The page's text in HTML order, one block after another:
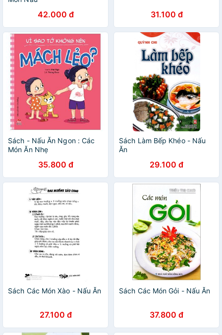
42.000 đ 31.100 đ
Sách - Nấu Ăn Ngon : Các
Món Ăn Nhẹ
35.800 đ
Sách Làm Bếp Khéo - Nấu
Ăn
29.100 đ
Sách Các Món Xào - Nấu Ăn
27.100 đ
Sách Các Món Gỏi - Nấu Ăn
37.800 đ